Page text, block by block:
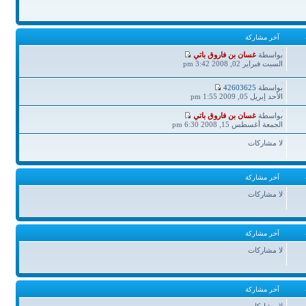
آخر مشاركة
آخر
مشاركة
بواسطة غسان بن فاروق باتي
السبت فبراير 02, 2008 3:42 pm
آخر
مشاركة
بواسطة 42603625
الأحد إبريل 05, 2009 1:55 pm
آخر
مشاركة
بواسطة غسان بن فاروق باتي
الجمعة أغسطس 15, 2008 6:30 pm
لا مشاركات
آخر مشاركة
لا مشاركات
آخر مشاركة
لا مشاركات
آخر مشاركة